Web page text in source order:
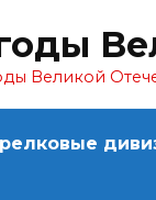
Великой